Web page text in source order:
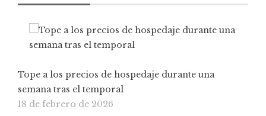
Tope a los precios de hospedaje durante una
semana tras el temporal
18 de febrero de 2026